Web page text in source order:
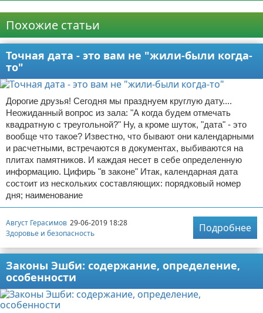
Похожие статьи
Точная дата - это вам не "жили-были когда-
то"
Дорогие друзья! Сегодня мы празднуем круглую дату....
Неожиданный вопрос из зала: "А когда будем отмечать
квадратную с треугольной?" Ну, а кроме шуток, "дата" - это
вообще что такое? Известно, что бывают они календарными
и расчетными, встречаются в документах, выбиваются на
плитах памятников. И каждая несет в себе определенную
информацию. Цифирь "в законе" Итак, календарная дата
состоит из нескольких составляющих: порядковый номер
дня; наименование
Август Герасимов 29-06-2019 18:28
Здоровье и безопасность
Подробнее
Законы Эшби: содержание, определение,
особенности